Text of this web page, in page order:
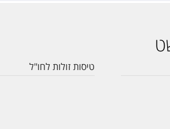
טיסות זולות לחו"ל